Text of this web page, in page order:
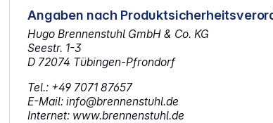
Angaben nach
Hugo Brennenstuhl GmbH & Co. KG
Seestr. 1-3
D 72074 Tübingen-Pfrondorf
Tel.: +49 7071 87657
E-Mail: info@brennenstuhl.de
Internet: www.brennenstuhl.de